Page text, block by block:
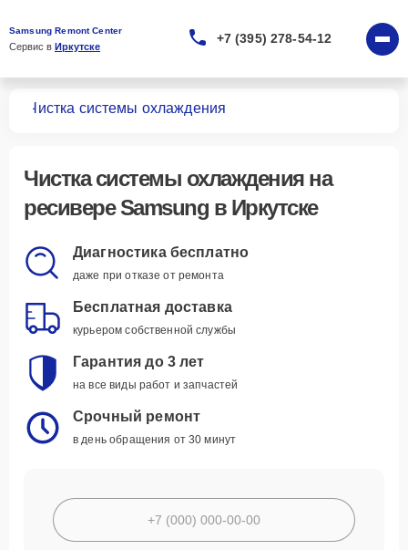
Samsung Remont Center
Сервис в Иркутске
+7 (395) 278-54-12
Чистка системы охлаждения
Чистка системы охлажденияна
ресивере Samsung в Иркутске
Диагностика бесплатно
даже при отказе от ремонта
Бесплатная доставка
курьером собственной службы
Гарантия до 3 лет
на все виды работ и запчастей
Срочный ремонт
в день обращения от 30 минут